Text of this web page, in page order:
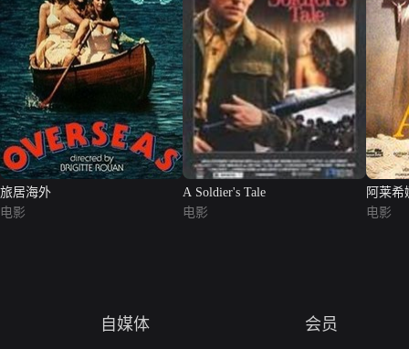
旅居海外
电影
A Soldier's Tale
电影
阿莱希
电影
自媒体 会员